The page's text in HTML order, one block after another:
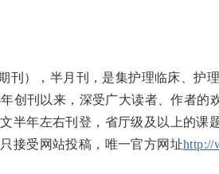
），半月刊，是集护理临床、护
创刊以来，深受广大读者、作者的
半年左右刊登，省厅级及以上的课
接受网站投稿，唯一官方网址http://